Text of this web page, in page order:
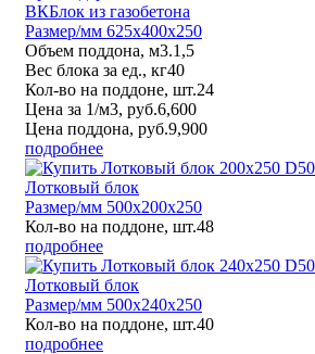
ВКБлок из газобетона
Размер/мм 625x400x250
Объем поддона, м3.1,5
Вес блока за ед., кг40
Кол-во на поддоне, шт.24
Цена за 1/м3, руб.6,600
Цена поддона, руб.9,900
подробнее
Лотковый блок
Размер/мм 500x200x250
Кол-во на поддоне, шт.48
подробнее
Лотковый блок
Размер/мм 500x240x250
Кол-во на поддоне, шт.40
подробнее